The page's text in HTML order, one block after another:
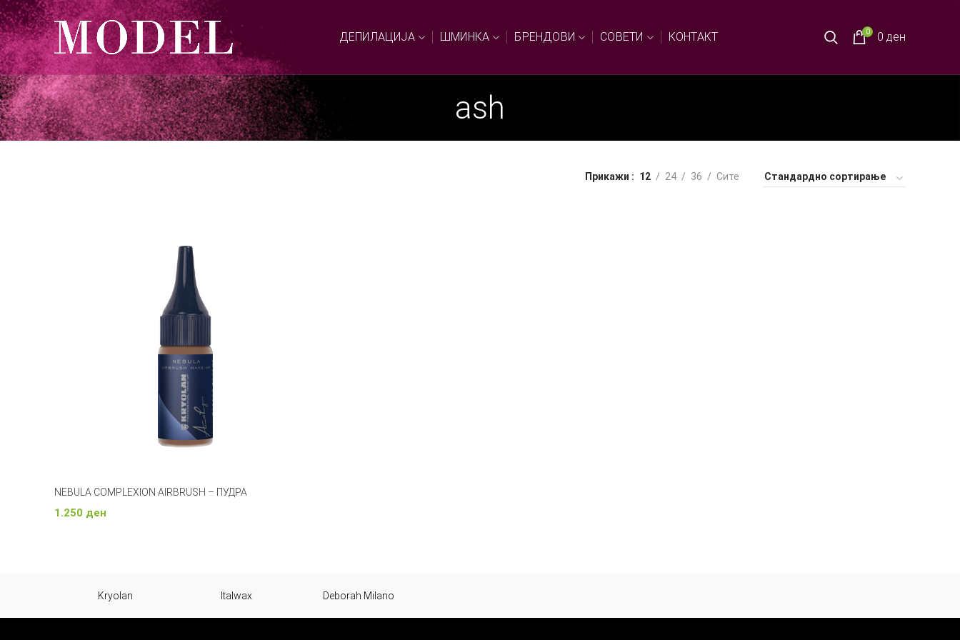
ДЕПИЛАЦИЈА ШМИНКА БРЕНДОВИ СОВЕТИ КОНТАКТ 0 0 ден
ash
Прикажи 12 24 36 Сите
NEBULA COMPLEXION AIRBRUSH – ПУДРА
1.250 ден
Kryolan Italwax Deborah Milano